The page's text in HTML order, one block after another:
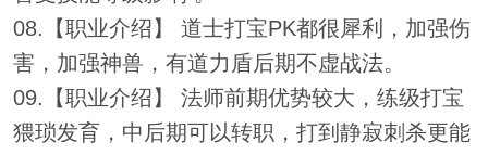
08.【职业介绍】 道士打宝PK都很犀利，加强伤
害，加强神兽，有道力盾后期不虚战法。
09.【职业介绍】 法师前期优势较大，练级打宝
猥琐发育，中后期可以转职，打到静寂刺杀更能